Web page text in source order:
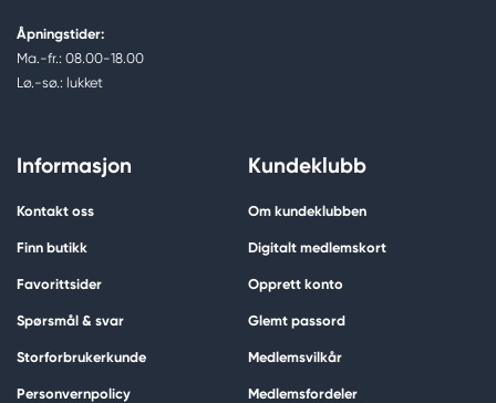
Åpningstider:
Ma.-fr.: 08.00-18.00
Lø.-sø.: lukket
Informasjon
Kontakt oss
Finn butikk
Favorittsider
Spørsmål & svar
Storforbrukerkunde
Personvernpolicy
Kundeklubb
Om kundeklubben
Digitalt medlemskort
Opprett konto
Glemt passord
Medlemsvilkår
Medlemsfordeler